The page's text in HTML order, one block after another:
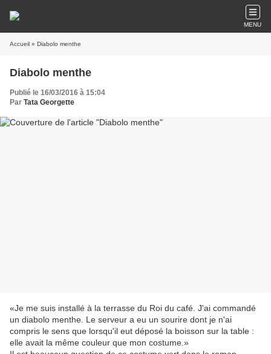
MENU
Accueil » Diabolo menthe
Diabolo menthe
Publié le 16/03/2016 à 15:04
Par Tata Georgette
«Je me suis installé à la terrasse du Roi du café. J'ai commandé
un diabolo menthe. Le serveur a eu un sourire dont je n'ai
compris le sens que lorsqu'il eut déposé la boisson sur la table :
elle avait la même couleur que mon costume.»